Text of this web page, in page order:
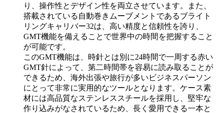
り、操作性とデザイン性を両立させています。また、
搭載されている自動巻きムーブメントであるブライト
リングキャリバー32は、高い精度と信頼性を誇り、
GMT機能を備えることで世界中の時間を把握すること
が可能です。
このGMT機能は、時針とは別に24時間で一周する赤い
GMT針によって、第二時間帯を容易に読み取ることが
できるため、海外出張や旅行が多いビジネスパーソン
にとって非常に実用的なツールとなります。ケース素
材には高品質なステンレススチールを採用し、堅牢な
作り込みがなされているため、長く愛用できる一本と